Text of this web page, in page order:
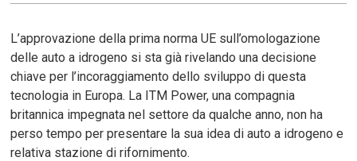
L’approvazione della prima norma UE sull’omologazione
delle auto a idrogeno si sta già rivelando una decisione
chiave per l’incoraggiamento dello sviluppo di questa
tecnologia in Europa. La ITM Power, una compagnia
britannica impegnata nel settore da qualche anno, non ha
perso tempo per presentare la sua idea di auto a idrogeno e
relativa stazione di rifornimento.